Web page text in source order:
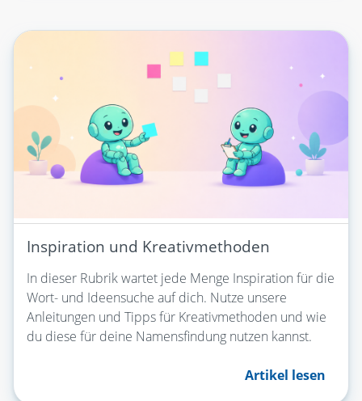
Inspiration und Kreativmethoden
In dieser Rubrik wartet jede Menge Inspiration für die
Wort- und Ideensuche auf dich. Nutze unsere
Anleitungen und Tipps für Kreativmethoden und wie
du diese für deine Namensfindung nutzen kannst.
Artikel lesen